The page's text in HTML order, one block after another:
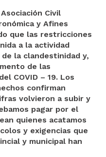
Civil
y Afines
que las restricciones
a la actividad
la clandestinidad y,
de las
COVID – 19. Los
confirman
volvieron a subir y
pagar por el
quienes acatamos
y exigencias que
y municipal han